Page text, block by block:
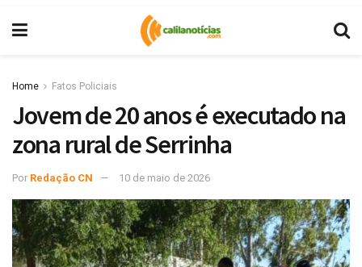
Home Fatos Policiais
Jovem de 20 anos é executado na
zona rural de Serrinha
Por Redação CN 10 de maio de 2026